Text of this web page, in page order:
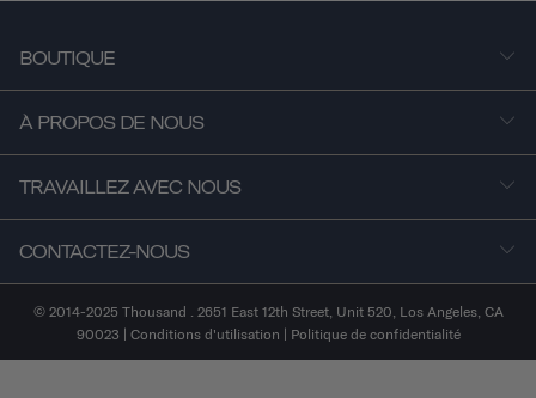
BOUTIQUE
À PROPOS DE NOUS
TRAVAILLEZ AVEC NOUS
CONTACTEZ-NOUS
© 2014-2025 Thousand . 2651 East 12th Street, Unit 520, Los Angeles, CA
90023 | Conditions d'utilisation | Politique de confidentialité